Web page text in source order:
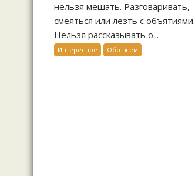
нельзя мешать. Разговаривать,
смеяться или лезть с объятиями.
Нельзя рассказывать о...
Интересное Обо всем